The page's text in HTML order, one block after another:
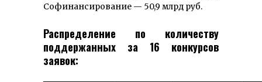
Софинансирование — 50,9 млрд руб.
Распределение по количеству
поддержанных за 16 конкурсов
заявок: